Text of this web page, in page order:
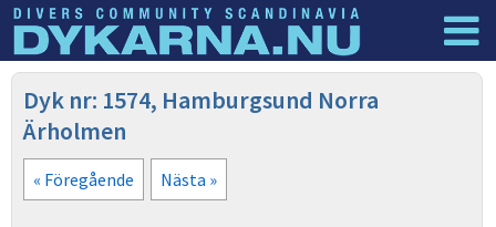
Dyknyheter
Dyk nr: 1574, Hamburgsund Norra
Ärholmen
« Föregående Nästa »